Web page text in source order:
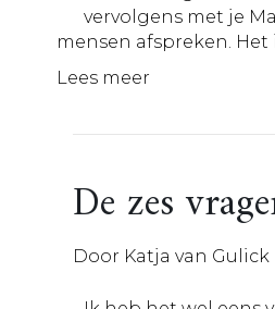
vervolgens met je
mensen afspreken. Het
Lees meer
De zes
Door Katja van Gulick